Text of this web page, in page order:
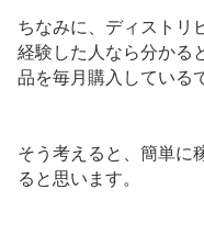
ちなみに、ディストリ
経験した人なら分かる
品を毎月購入している
そう考えると、簡単に
ると思います。